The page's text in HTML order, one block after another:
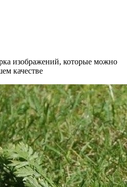
изображений, которые можно
качестве